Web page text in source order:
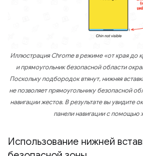
Иллюстрация Chrome в режиме «от края до
и прямоугольник безопасной области
Поскольку подбородок втянут, нижняя
не позволяет прямоугольнику безопасной
навигации жестов. В результате вы увидите
панели навигации с помощью
Использование нижней